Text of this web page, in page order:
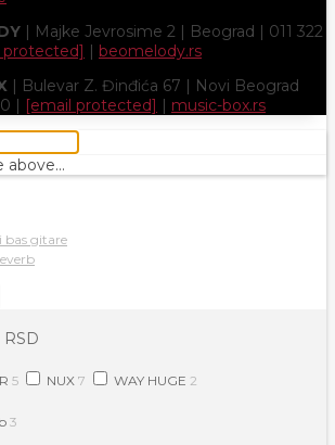
| Majke Jevrosime 2 | Beograd | 011 322
protected] | beomelody.rs
| Bulevar Z. Đinđića 67 | Novi Beograd
| [email protected] | music-box.rs
above...
bas gitare
RSD
5 NUX 7 WAY HUGE 2
3